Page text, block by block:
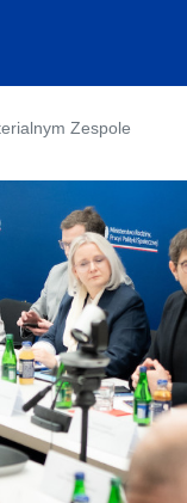
Zespole